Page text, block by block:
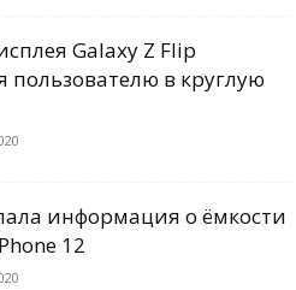
Galaxy Z Flip
пользователю в круглую
информация о ёмкости
12